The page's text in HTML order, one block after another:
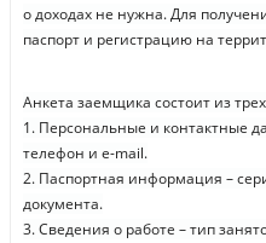
о доходах не нужна. Для
паспорт и регистрацию на
Анкета заемщика состоит из
1. Персональные и контактные
телефон и e-mail.
2. Паспортная информация –
документа.
3. Сведения о работе – тип